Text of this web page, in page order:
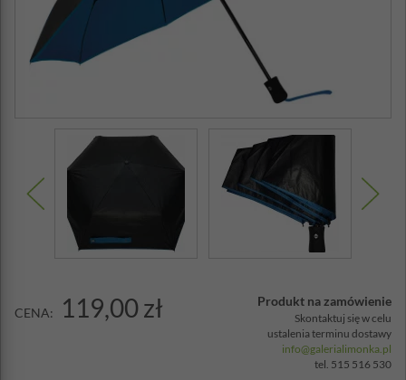
CENA: 119,00 zł Produkt na zamówienie
Skontaktuj się w celu
ustalenia terminu dostawy
info@galerialimonka.pl
tel. 515 516 530